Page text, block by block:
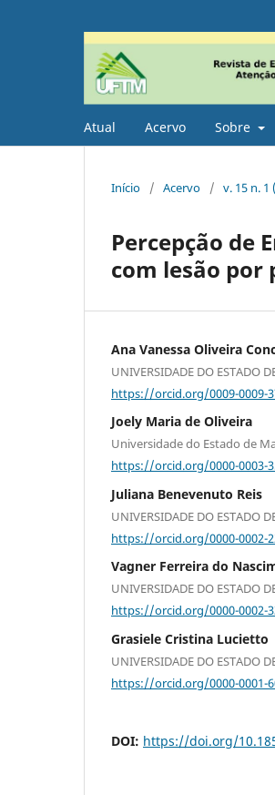
Atual Acervo Sobre
Início / Acervo / v. 15 n. 1
Percepção de
com lesão por
Ana Vanessa Oliveira
UNIVERSIDADE DO ESTADO
https://orcid.org/0009-0009-
Joely Maria de Oliveira
Universidade do Estado de
https://orcid.org/0000-0003-
Juliana Benevenuto Reis
UNIVERSIDADE DO ESTADO
https://orcid.org/0000-0002-
Vagner Ferreira do
UNIVERSIDADE DO ESTADO
https://orcid.org/0000-0002-
Grasiele Cristina Lucietto
UNIVERSIDADE DO ESTADO
https://orcid.org/0000-0001-
DOI: https://doi.org/